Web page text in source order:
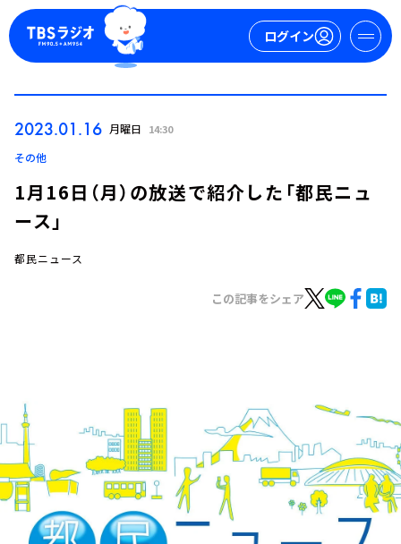
ログイン
イベント・グッズ
YouTube
会社情報
2023.01.16 月曜日 14:30
その他
1月16日（月）の放送で紹介した「都民ニュ
ース」
都民ニュース
この記事をシェア